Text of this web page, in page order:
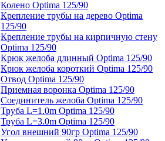
Колено Optima 125/90
Крепление трубы на дерево Optima
125/90
Крепление трубы на кирпичную стену
Optima 125/90
Крюк желоба длинный Optima 125/90
Крюк желоба короткий Optima 125/90
Отвод Optima 125/90
Приемная воронка Optima 125/90
Соединитель желоба Optima 125/90
Труба L=1.0m Optima 125/90
Труба L=3.0m Optima 125/90
Угол внешний 90гр Optima 125/90